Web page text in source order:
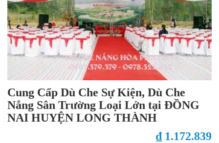
Cung Cấp Dù Che Sự Kiện, Dù Che
Nắng Sân Trường Loại Lớn tại ĐỒNG
NAI HUYỆN LONG THÀNH
₫ 1.172.839